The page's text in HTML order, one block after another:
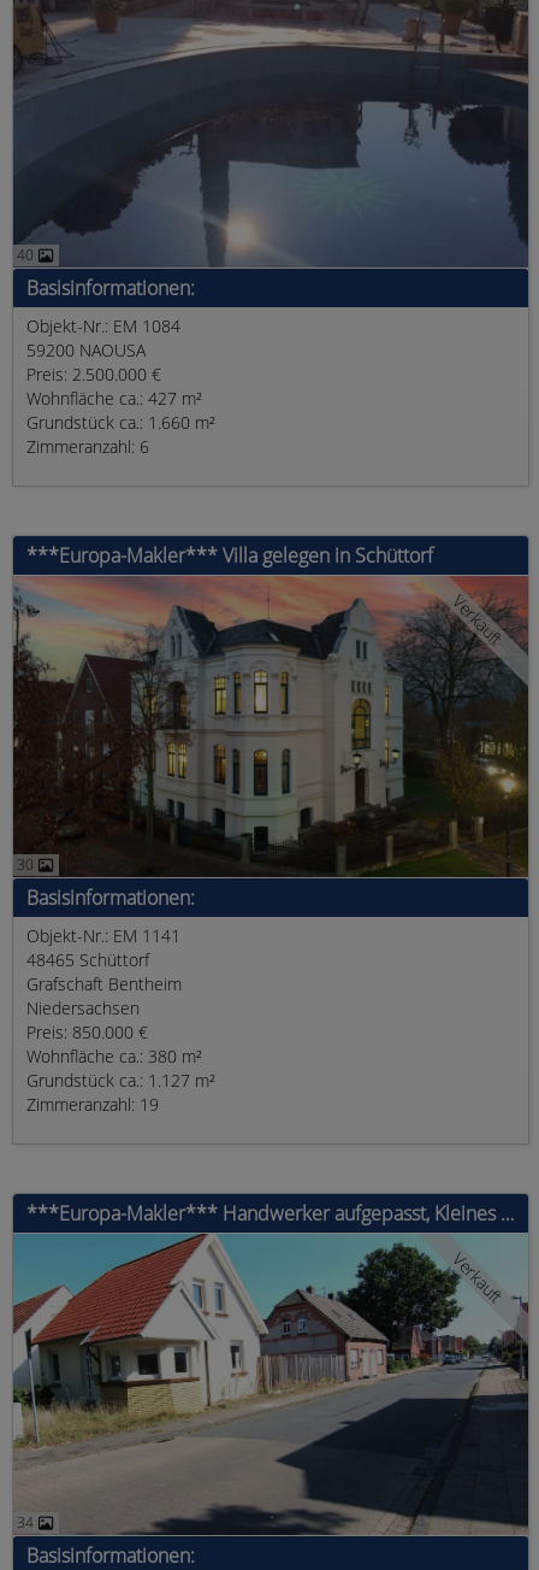
40
Basisinformationen:
Objekt-Nr.: EM 1084
59200 NAOUSA
Preis: 2.500.000 €
Wohnfläche ca.: 427 m²
Grundstück ca.: 1.660 m²
Zimmeranzahl: 6
***Europa-Makler*** Villa gelegen in Schüttorf
30
Verkauft
Basisinformationen:
Objekt-Nr.: EM 1141
48465 Schüttorf
Grafschaft Bentheim
Niedersachsen
Preis: 850.000 €
Wohnfläche ca.: 380 m²
Grundstück ca.: 1.127 m²
Zimmeranzahl: 19
***Europa-Makler*** Handwerker aufgepasst, Kleines freistehendes Raumwunder gelegen in Nordhorn
34
Verkauft
Basisinformationen: